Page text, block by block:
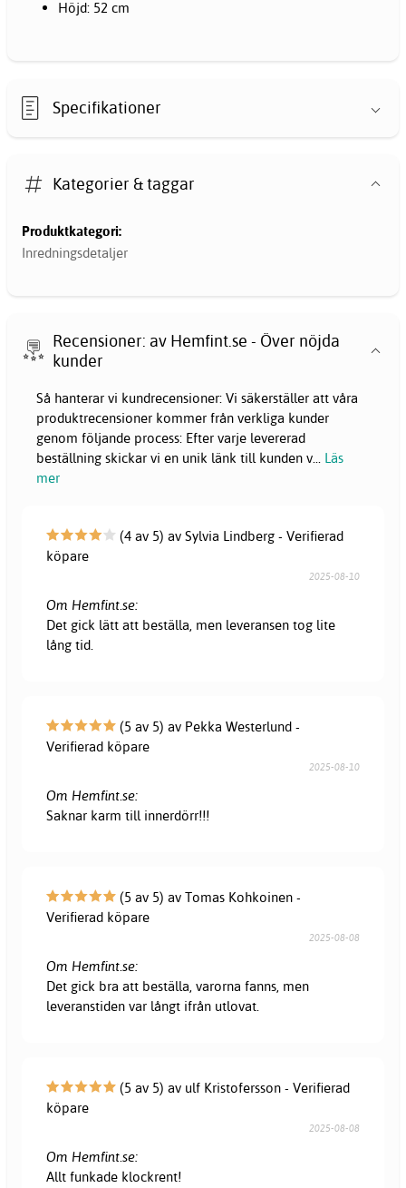
Höjd: 52 cm
Specifikationer
Kategorier & taggar
Produktkategori:
Inredningsdetaljer
Recensioner: av Hemfint.se - Över nöjda
kunder
Så hanterar vi kundrecensioner: Vi säkerställer att våra
produktrecensioner kommer från verkliga kunder
genom följande process: Efter varje levererad
beställning skickar vi en unik länk till kunden v
Läs
mer
(4 av 5) av Sylvia Lindberg - Verifierad
köpare
2025-08-10
Om Hemfint.se:
Det gick lätt att beställa, men leveransen tog lite
lång tid.
(5 av 5) av Pekka Westerlund -
Verifierad köpare
2025-08-10
Om Hemfint.se:
Saknar karm till innerdörr!!!
(5 av 5) av Tomas Kohkoinen -
Verifierad köpare
2025-08-08
Om Hemfint.se:
Det gick bra att beställa, varorna fanns, men
leveranstiden var långt ifrån utlovat.
(5 av 5) av ulf Kristofersson - Verifierad
köpare
2025-08-08
Om Hemfint.se:
Allt funkade klockrent!